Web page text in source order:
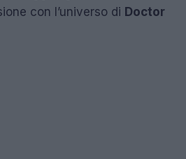
con l’universo di Doctor